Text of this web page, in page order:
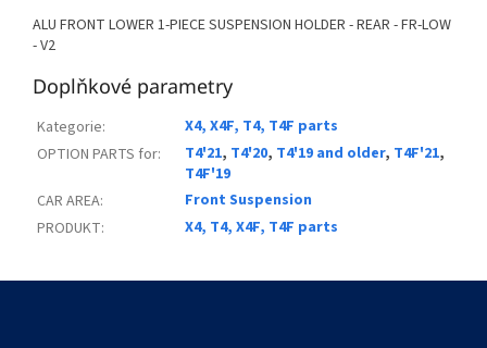
ALU FRONT LOWER 1-PIECE SUSPENSION HOLDER - REAR - FR-LOW
- V2
Doplňkové parametry
Kategorie:
X4, X4F, T4, T4F parts
OPTION PARTS for: T4'21, T4'20, T4'19 and older, T4F'21,
T4F'19
CAR AREA:
Front Suspension
PRODUKT: X4, T4, X4F, T4F parts